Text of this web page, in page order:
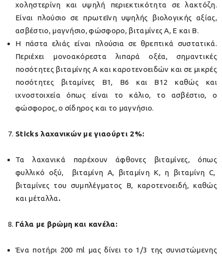
χοληστερίνη και υψηλή περιεκτικότητα σε λακτόζη.
Είναι πλούσιο σε πρωτεΐνη υψηλής βιολογικής αξίας,
ασβέστιο, μαγνήσιο, φώσφορο, βιταμίνες Α, Ε και Β.
Η πάστα ελιάς είναι πλούσια σε θρεπτικά συστατικά.
Περιέχει μονοακόρεστα λιπαρά οξέα, σημαντικές
ποσότητες βιταμίνης Α και καροτενοειδών και σε μικρές
ποσότητες βιταμίνες Β1, Β6 και Β12 καθώς και
ιχνοστοιχεία όπως είναι το κάλιο, το ασβέστιο, ο
φώσφορος, ο σίδηρος και το μαγνήσιο.
Sticks λαχανικών με γιαούρτι 2%:
Τα λαχανικά παρέχουν άφθονες βιταμίνες, όπως
φυλλικό οξύ, βιταμίνη Α, βιταμίνη Κ, η βιταμίνη C,
βιταμίνες του συμπλέγματος B, καροτενοειδή, καθώς
και μέταλλα.
Γάλα με βρώμη και κανέλα:
Ένα ποτήρι 200 ml μας δίνει το 1/3 της συνιστώμενης